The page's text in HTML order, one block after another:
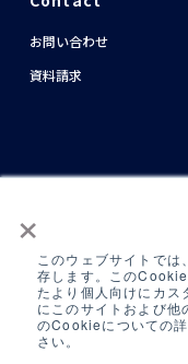
×
このウェブサイトで
存します。この
たより個人向けにカス
にこのサイトおよび他
のCookieについての詳
さい。
お問い合わせ
資料請求
NTTグルー
運用アシ